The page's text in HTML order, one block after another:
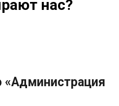
нас?